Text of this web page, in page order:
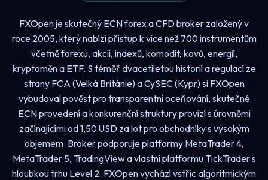
FXOpen je skutečný ECN forex a CFD broker založený v
roce 2005, který nabízí přístup k více než 700 instrumentům
včetně forexu, akcií, indexů, komodit, kovů, energií,
kryptoměn a ETF. S téměř dvacetiletou historií a regulací ze
strany FCA (Velká Británie) a CySEC (Kypr) si FXOpen
vybudoval pověst pro transparentní oceňování, skutečné
ECN provedení a konkurenční struktury provizí s úrovněmi
začínajícími od 1,50 USD za lot pro obchodníky s vysokým
objemem. Broker podporuje platformy MetaTrader 4,
MetaTrader 5, TradingView a vlastní platformu TickTrader s
hloubkou trhu Level 2. FXOpen vychází vstříc algoritmickým